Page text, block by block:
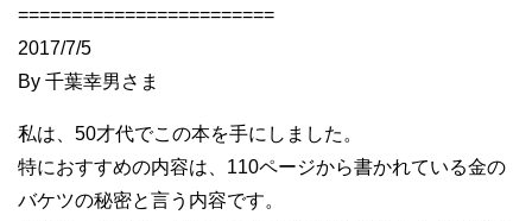
========================
2017/7/5
By 千葉幸男さま
私は、50才代でこの本を手にしました。
特におすすめの内容は、110ページから書かれている金の
バケツの秘密と言う内容です。